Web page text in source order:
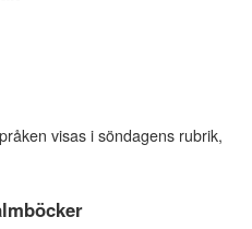
visas i söndagens rubrik,